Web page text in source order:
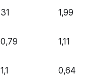
31 1,99
0,79 1,11
1,1 0,64